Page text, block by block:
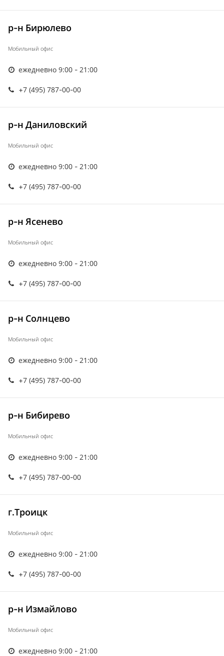
р-н Бирюлево
Мобильный офис
ежедневно 9:00 - 21:00
+7 (495) 787-00-00
р-н Даниловский
Мобильный офис
ежедневно 9:00 - 21:00
+7 (495) 787-00-00
р-н Ясенево
Мобильный офис
ежедневно 9:00 - 21:00
+7 (495) 787-00-00
р-н Солнцево
Мобильный офис
ежедневно 9:00 - 21:00
+7 (495) 787-00-00
р-н Бибирево
Мобильный офис
ежедневно 9:00 - 21:00
+7 (495) 787-00-00
г.Троицк
Мобильный офис
ежедневно 9:00 - 21:00
+7 (495) 787-00-00
р-н Измайлово
Мобильный офис
ежедневно 9:00 - 21:00